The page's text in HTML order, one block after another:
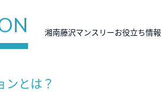
湘南藤沢マンスリーお役立ち情報
ンとは？